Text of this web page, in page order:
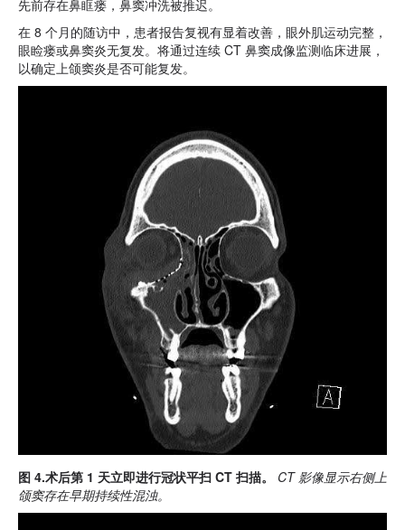
先前存在鼻眶瘘，鼻窦冲洗被推迟。
在 8 个月的随访中，患者报告复视有显着改善，眼外肌运动完整，
眼睑瘘或鼻窦炎无复发。将通过连续 CT 鼻窦成像监测临床进展，
以确定上颌窦炎是否可能复发。
图 4.术后第 1 天立即进行冠状平扫 CT 扫描。 CT 影像显示右侧上
颌窦存在早期持续性混浊。